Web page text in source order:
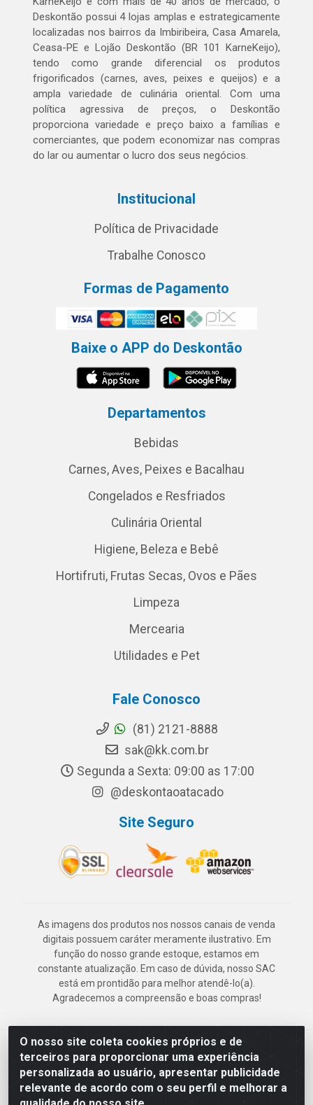
O nosso site coleta cookies próprios e de
terceiros para proporcionar uma experiência
personalizada ao usuário, apresentar publicidade
relevante de acordo com o seu perfil e melhorar a
Deskontão possui 4 lojas amplas e estrategicamente
localizadas nos bairros da Imbiribeira, Casa Amarela,
Ceasa-PE e Lojão Deskontão (BR 101 KarneKeijo),
tendo como grande diferencial os produtos
frigorificados (carnes, aves, peixes e queijos) e a
ampla variedade de culinária oriental. Com uma
política agressiva de preços, o Deskontão
proporciona variedade e preço baixo a famílias e
comerciantes, que podem economizar nas compras
do lar ou aumentar o lucro dos seus negócios.
Institucional
Política de Privacidade
Trabalhe Conosco
Formas de Pagamento
Baixe o APP do Deskontão
Departamentos
Bebidas
Carnes, Aves, Peixes e Bacalhau
Congelados e Resfriados
Culinária Oriental
Higiene, Beleza e Bebê
Hortifruti, Frutas Secas, Ovos e Pães
Limpeza
Mercearia
Utilidades e Pet
Fale Conosco
(81) 2121-8888
sak@kk.com.br
Segunda a Sexta: 09:00 as 17:00
@deskontaoatacado
Site Seguro
As imagens dos produtos nos nossos canais de venda
digitais possuem caráter meramente ilustrativo. Em
função do nosso grande estoque, estamos em
constante atualização. Em caso de dúvida, nosso SAC
está em prontidão para melhor atendê-lo(a).
Agradecemos a compreensão e boas compras!
Deskontão Atacado - Av. Marechal Mascarenhas de Morais, 2471 -
Imbiribeira - Recife/PE - CEP 51.150-001 - CNPJ 24.150.377/0003-
57